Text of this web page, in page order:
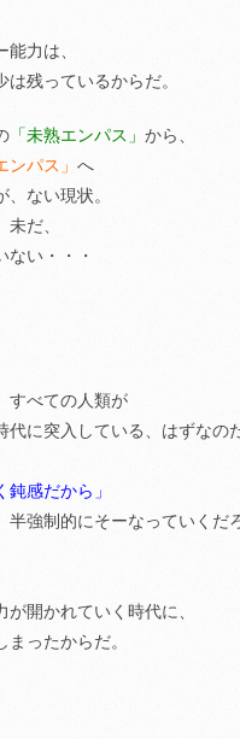
力は、
残っているからだ。
「未熟エンパス」 から、
ンパス」 へ
ない現状。
だ、
ない・・・
すべての人類が
代に突入している、はずなの
感だから」
半強制的にそーなっていくだ
開かれていく時代に、
まったからだ。